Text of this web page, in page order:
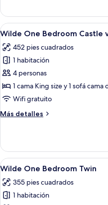
Two-
Bedroom
Abrir
todas
las
fotos
de
Wilde
One
Castle
10
Wilde One Bedroom Castle
452 pies cuadrados
1 habitación
4 personas
1 cama King size y 1 sofá cama
Wifi gratuito
Más detalles
Más
One
Bedroom
Castle
Abrir
todas
las
fotos
12
Wilde One Bedroom Twin
355 pies cuadrados
1 habitación